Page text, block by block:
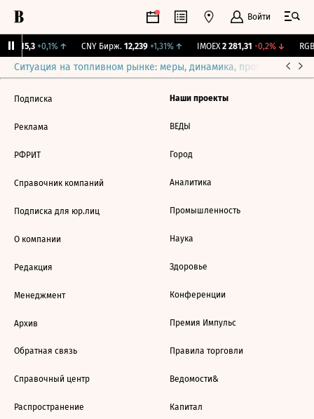
Войти
115,3 +0,1%↑ CNY Бирж. 12,239 +1,31%↑ IMOEX 2 281,31 -0,2%↓
Ситуация на топливном рынке: меры, динамика, прогнозы
Подписка
Реклама
РФРИТ
Справочник компаний
Подписка для юр.лиц
О компании
Редакция
Менеджмент
Архив
Обратная связь
Справочный центр
Распространение
Наши проекты
ВЕДЫ
Город
Аналитика
Промышленность
Наука
Здоровье
Конференции
Премия Импульс
Правила торговли
Ведомости&
Капитал